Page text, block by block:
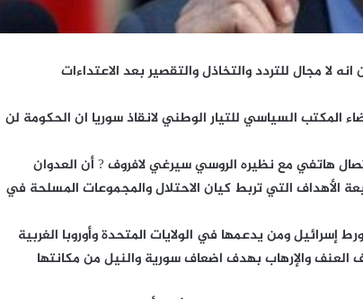
لا مجال للتردد والتخاذل والتقصير بعد الاعتداءات
المكتب السياسي للتيار الوطني لانقاذ سوريا ان الحكومة لن
هاتفي مع نظيره الروسي سيرغي لافروف ? أن العدوان
الأهداف التي تربط كيان الاحتلال والمجموعات المسلحة في
إسرائيل ومن يدعمها في الولايات المتحدة وأوروبا الغربية
والإرهاب بهدف اضعاف سورية والنيل من مكانتها